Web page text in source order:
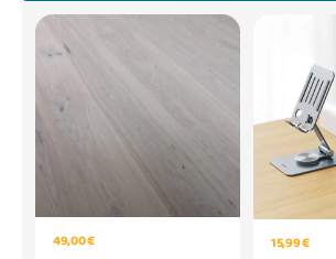
49,00 € 15,99 €